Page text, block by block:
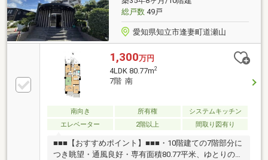
貼替・シューズボックス交換 ・給湯器交換 ・分電
盤交換・ハウスクリーニング 他
総戸数49戸
愛知県知立市逢妻町道瀬山
1,300万円
4LDK 80.77m2
7階 南
南向き 所有権
システムキッチン
エレベーター
2階以上 間取り図有り
■■■【おすすめポイント】■■■・10階建ての7階部分に
つき眺望・通風良好・専有面積80.77平米、ゆとりのあ